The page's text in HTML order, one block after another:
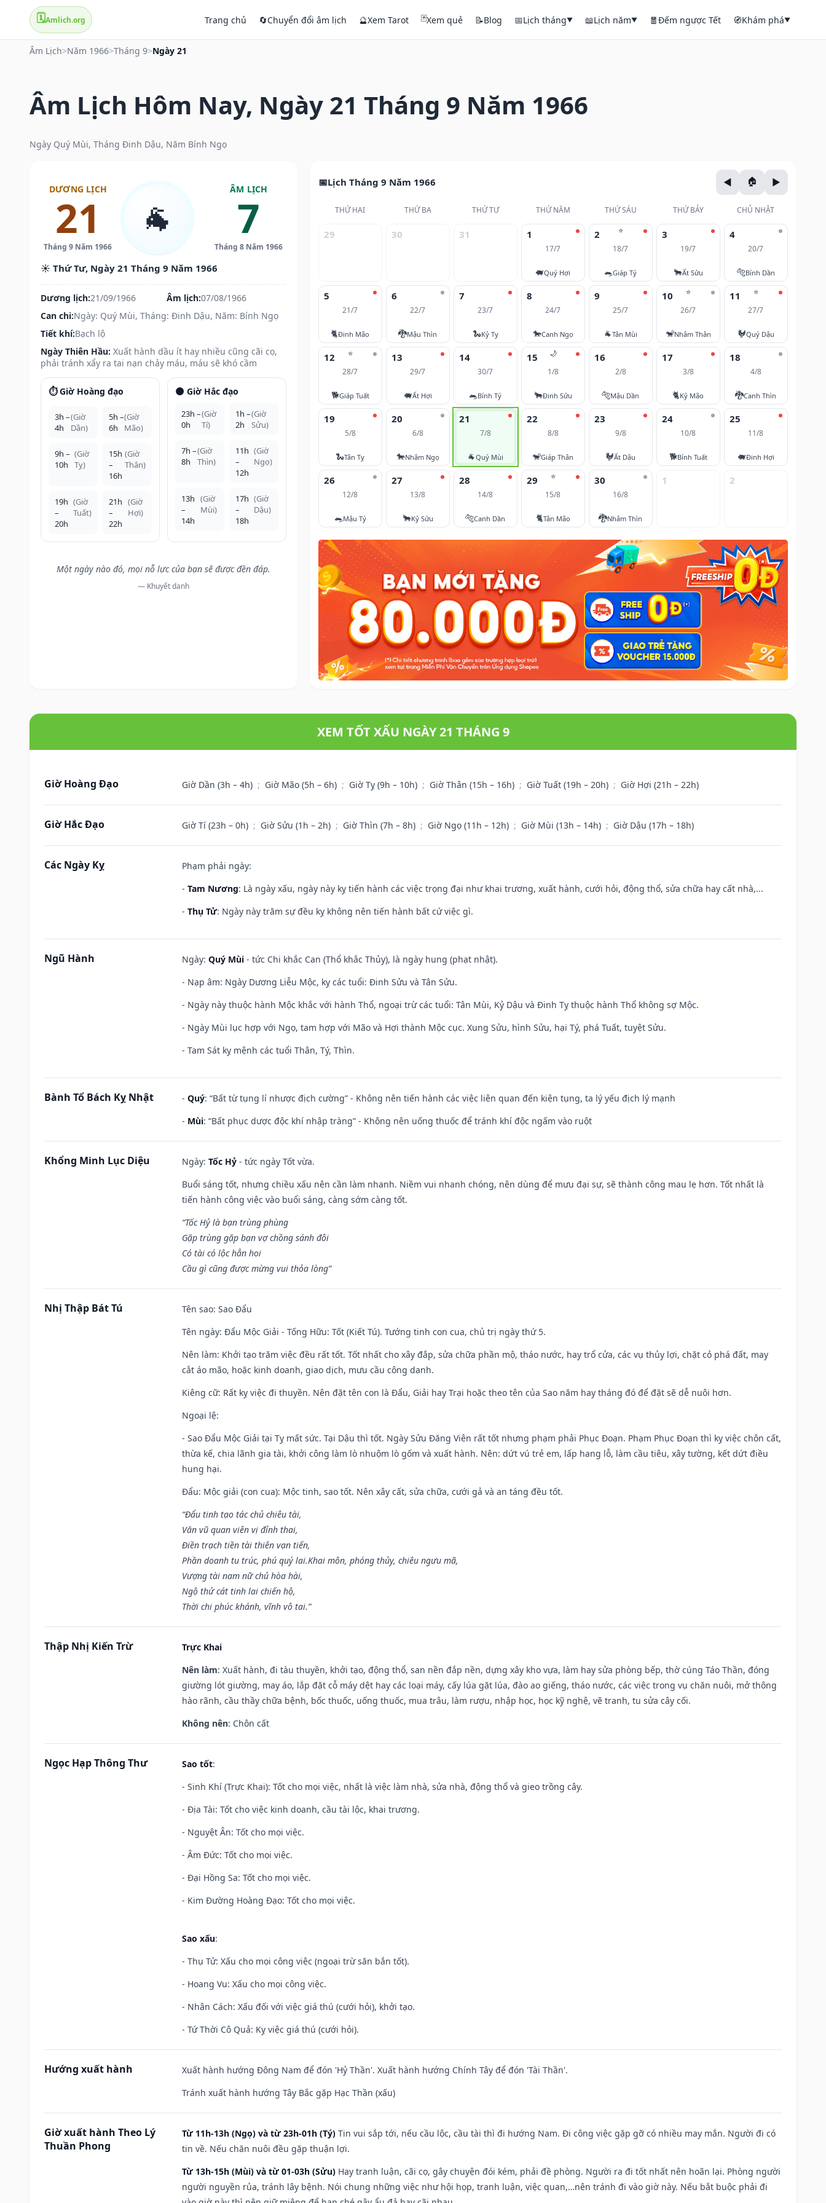
🗓️Amlich.org Trang chủ 🔄Chuyển đổi âm lịch 🔮Xem Tarot 🃏Xem quẻ 📝Blog 📅Lịch tháng▼ 📖Lịch năm▼ 🧧Đếm ngược Tết 🧭Khám phá▼
Âm Lịch>Năm 1966>Tháng 9>Ngày 21
Âm Lịch Hôm Nay, Ngày 21 Tháng 9 Năm 1966
Ngày Quý Mùi, Tháng Đinh Dậu, Năm Bính Ngọ
DƯƠNG LỊCH
21
Tháng 9 Năm 1966
🐐
ÂM LỊCH
7
Tháng 8 Năm 1966
☀️ Thứ Tư, Ngày 21 Tháng 9 Năm 1966
Dương lịch:21/09/1966 Âm lịch:07/08/1966
Can chi:Ngày: Quý Mùi, Tháng: Đinh Dậu, Năm: Bính Ngọ
Tiết khí:Bạch lộ
Ngày Thiên Hầu: Xuất hành dầu ít hay nhiều cũng cãi cọ,
phải tránh xẩy ra tai nạn chảy máu, máu sẽ khó cầm
⏱️ Giờ Hoàng đạo
3h –
4h
(Giờ
Dần)
5h –
6h
(Giờ
Mão)
9h –
10h
(Giờ
Tỵ)
15h
–
16h
(Giờ
Thân)
19h
–
20h
(Giờ
Tuất)
21h
–
22h
(Giờ
Hợi)
🌑 Giờ Hắc đạo
23h –
0h
(Giờ
Tí)
1h –
2h
(Giờ
Sửu)
7h –
8h
(Giờ
Thìn)
11h
–
12h
(Giờ
Ngọ)
13h
–
14h
(Giờ
Mùi)
17h
–
18h
(Giờ
Dậu)
Một ngày nào đó, mọi nỗ lực của bạn sẽ được đền đáp.
— Khuyết danh
Lịch Tháng 9 Năm 1966
THỨ HAI THỨ BA THỨ TƯ THỨ NĂM THỨ SÁU THỨ BẢY CHỦ NHẬT
29 30 31 1
17/7
🐖Quý Hợi
⭐
2
18/7
🐀Giáp Tý
3
19/7
🐂Ất Sửu
4
20/7
🐅Bính Dần
5
21/7
🐈Đinh Mão
6
22/7
🐉Mậu Thìn
7
23/7
🐍Kỷ Tỵ
8
24/7
🐎Canh Ngọ
9
25/7
🐐Tân Mùi
⭐
10
26/7
🐒Nhâm Thân
⭐
11
27/7
🐓Quý Dậu
⭐
12
28/7
🐕Giáp Tuất
13
29/7
🐖Ất Hợi
14
30/7
🐀Bính Tý
🌙
15
1/8
🐂Đinh Sửu
16
2/8
🐅Mậu Dần
17
3/8
🐈Kỷ Mão
18
4/8
🐉Canh Thìn
19
5/8
🐍Tân Tỵ
20
6/8
🐎Nhâm Ngọ
21
7/8
🐐Quý Mùi
22
8/8
🐒Giáp Thân
23
9/8
🐓Ất Dậu
24
10/8
🐕Bính Tuất
25
11/8
🐖Đinh Hợi
26
12/8
🐀Mậu Tý
27
13/8
🐂Kỷ Sửu
28
14/8
🐅Canh Dần
⭐
29
15/8
🐈Tân Mão
30
16/8
🐉Nhâm Thìn
1 2
XEM TỐT XẤU NGÀY 21 THÁNG 9
Giờ Hoàng Đạo Giờ Dần (3h – 4h) ; Giờ Mão (5h – 6h) ; Giờ Tỵ (9h – 10h) ; Giờ Thân (15h – 16h) ; Giờ Tuất (19h – 20h) ; Giờ Hợi (21h – 22h)
Giờ Hắc Đạo Giờ Tí (23h – 0h) ; Giờ Sửu (1h – 2h) ; Giờ Thìn (7h – 8h) ; Giờ Ngọ (11h – 12h) ; Giờ Mùi (13h – 14h) ; Giờ Dậu (17h – 18h)
Các Ngày Kỵ
Phạm phải ngày:
- Tam Nương: Là ngày xấu, ngày này kỵ tiến hành các việc trọng đại như khai trương, xuất hành, cưới hỏi, động thổ, sửa chữa hay cất nhà,...
- Thụ Tử: Ngày này trăm sự đều kỵ không nên tiến hành bất cứ việc gì.
Ngũ Hành Ngày: Quý Mùi - tức Chi khắc Can (Thổ khắc Thủy), là ngày hung (phạt nhật).
- Nạp âm: Ngày Dương Liễu Mộc, kỵ các tuổi: Đinh Sửu và Tân Sửu.
- Ngày này thuộc hành Mộc khắc với hành Thổ, ngoại trừ các tuổi: Tân Mùi, Kỷ Dậu và Đinh Tỵ thuộc hành Thổ không sợ Mộc.
- Ngày Mùi lục hợp với Ngọ, tam hợp với Mão và Hợi thành Mộc cục. Xung Sửu, hình Sửu, hại Tý, phá Tuất, tuyệt Sửu.
- Tam Sát kỵ mệnh các tuổi Thân, Tý, Thìn.
Bành Tổ Bách Kỵ Nhật - Quý: “Bất từ tụng lí nhược địch cường” - Không nên tiến hành các việc liên quan đến kiện tụng, ta lý yếu địch lý mạnh
- Mùi: “Bất phục dược độc khí nhập tràng” - Không nên uống thuốc để tránh khí độc ngấm vào ruột
Khổng Minh Lục Diệu Ngày: Tốc Hỷ - tức ngày Tốt vừa.
Buổi sáng tốt, nhưng chiều xấu nên cần làm nhanh. Niềm vui nhanh chóng, nên dùng để mưu đại sự, sẽ thành công mau lẹ hơn. Tốt nhất là
tiến hành công việc vào buổi sáng, càng sớm càng tốt.
“Tốc Hỷ là bạn trùng phùng
Gặp trùng gặp bạn vợ chồng sánh đôi
Có tài có lộc hẳn hoi
Cầu gì cũng được mừng vui thỏa lòng”
Nhị Thập Bát Tú Tên sao: Sao Đẩu
Tên ngày: Đẩu Mộc Giải - Tống Hữu: Tốt (Kiết Tú). Tướng tinh con cua, chủ trị ngày thứ 5.
Nên làm: Khởi tạo trăm việc đều rất tốt. Tốt nhất cho xây đắp, sửa chữa phần mộ, tháo nước, hay trổ cửa, các vụ thủy lợi, chặt cỏ phá đất, may
cắt áo mão, hoặc kinh doanh, giao dịch, mưu cầu công danh.
Kiêng cữ: Rất kỵ việc đi thuyền. Nên đặt tên con là Đẩu, Giải hay Trại hoặc theo tên của Sao năm hay tháng đó để đặt sẽ dễ nuôi hơn.
Ngoại lệ:
- Sao Đẩu Mộc Giải tại Tỵ mất sức. Tại Dậu thì tốt. Ngày Sửu Đăng Viên rất tốt nhưng phạm phải Phục Đoạn. Phạm Phục Đoạn thì kỵ việc chôn cất,
thừa kế, chia lãnh gia tài, khởi công làm lò nhuộm lò gốm và xuất hành. Nên: dứt vú trẻ em, lấp hang lỗ, làm cầu tiêu, xây tường, kết dứt điều
hung hại.
Đẩu: Mộc giải (con cua): Mộc tinh, sao tốt. Nên xây cất, sửa chữa, cưới gả và an táng đều tốt.
“Đẩu tinh tạo tác chủ chiêu tài,
Văn vũ quan viên vị đỉnh thai,
Điền trạch tiền tài thiên vạn tiến,
Phần doanh tu trúc, phú quý lai.Khai môn, phóng thủy, chiêu ngưu mã,
Vượng tài nam nữ chủ hòa hài,
Ngộ thử cát tinh lai chiến hộ,
Thời chi phúc khánh, vĩnh vô tai.”
Thập Nhị Kiến Trừ
Trực Khai
Nên làm: Xuất hành, đi tàu thuyền, khởi tạo, động thổ, san nền đắp nền, dựng xây kho vựa, làm hay sửa phòng bếp, thờ cúng Táo Thần, đóng
giường lót giường, may áo, lắp đặt cỗ máy dệt hay các loại máy, cấy lúa gặt lúa, đào ao giếng, tháo nước, các việc trong vụ chăn nuôi, mở thông
hào rãnh, cầu thầy chữa bệnh, bốc thuốc, uống thuốc, mua trâu, làm rượu, nhập học, học kỹ nghệ, vẽ tranh, tu sửa cây cối.
Không nên: Chôn cất
Ngọc Hạp Thông Thư Sao tốt:
- Sinh Khí (Trực Khai): Tốt cho mọi việc, nhất là việc làm nhà, sửa nhà, động thổ và gieo trồng cây.
- Địa Tài: Tốt cho việc kinh doanh, cầu tài lộc, khai trương.
- Nguyệt Ân: Tốt cho mọi việc.
- Âm Đức: Tốt cho mọi việc.
- Đại Hồng Sa: Tốt cho mọi việc.
- Kim Đường Hoàng Đạo: Tốt cho mọi việc.
Sao xấu:
- Thụ Tử: Xấu cho mọi công việc (ngoại trừ săn bắn tốt).
- Hoang Vu: Xấu cho mọi công việc.
- Nhân Cách: Xấu đối với việc giá thú (cưới hỏi), khởi tạo.
- Tứ Thời Cô Quả: Kỵ việc giá thú (cưới hỏi).
Hướng xuất hành
Xuất hành hướng Đông Nam để đón 'Hỷ Thần'. Xuất hành hướng Chính Tây để đón 'Tài Thần'.
Tránh xuất hành hướng Tây Bắc gặp Hạc Thần (xấu)
Giờ xuất hành Theo Lý
Thuần Phong
Từ 11h-13h (Ngọ) và từ 23h-01h (Tý) Tin vui sắp tới, nếu cầu lộc, cầu tài thì đi hướng Nam. Đi công việc gặp gỡ có nhiều may mắn. Người đi có
tin về. Nếu chăn nuôi đều gặp thuận lợi.
Từ 13h-15h (Mùi) và từ 01-03h (Sửu) Hay tranh luận, cãi cọ, gây chuyện đói kém, phải đề phòng. Người ra đi tốt nhất nên hoãn lại. Phòng người
người nguyền rủa, tránh lây bệnh. Nói chung những việc như hội họp, tranh luận, việc quan,…nên tránh đi vào giờ này. Nếu bắt buộc phải đi